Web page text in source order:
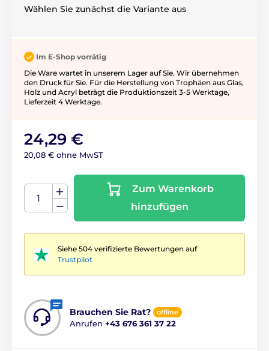
Wählen Sie zunächst die Variante aus
Im E-Shop vorrätig
Die Ware wartet in unserem Lager auf Sie. Wir übernehmen
den Druck für Sie. Für die Herstellung von Trophäen aus Glas,
Holz und Acryl beträgt die Produktionszeit 3-5 ​​Werktage,
Lieferzeit 4 Werktage.
24,29 €
20,08 € ohne MwST
Zum Warenkorb
hinzufügen
Siehe 504 verifizierte Bewertungen auf
Trustpilot
Brauchen Sie Rat? offline
Anrufen +43 676 361 37 22